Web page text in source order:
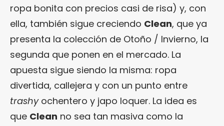
ropa bonita con precios casi de risa) y, con
ella, también sigue creciendo Clean, que ya
presenta la colección de Otoño / Invierno, la
segunda que ponen en el mercado. La
apuesta sigue siendo la misma: ropa
divertida, callejera y con un punto entre
trashyochentero y japo loquer. La idea es
que Clean no sea tan masiva como la